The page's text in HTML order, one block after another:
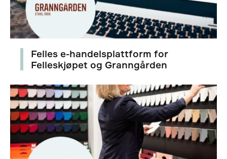
Felles e-handelsplattform for
Felleskjøpet og Granngården